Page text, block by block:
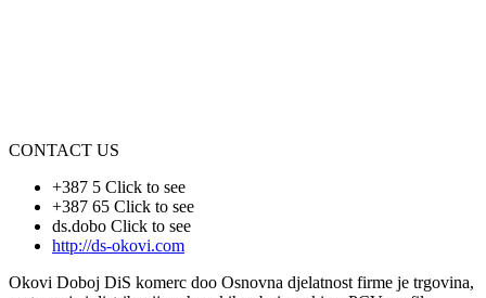
CONTACT US
+387 5 Click to see
+387 65 Click to see
ds.dobo Click to see
http://ds-okovi.com
Okovi Doboj DiS komerc doo Osnovna djelatnost firme je trgovina,